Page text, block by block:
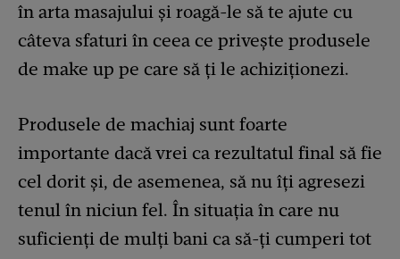
în arta masajului și roagă-le să te ajute cu
câteva sfaturi în ceea ce privește produsele
de make up pe care să ți le achiziționezi.
Produsele de machiaj sunt foarte
importante dacă vrei ca rezultatul final să fie
cel dorit și, de asemenea, să nu îți agresezi
tenul în niciun fel. În situația în care nu
suficienți de mulți bani ca să-ți cumperi tot